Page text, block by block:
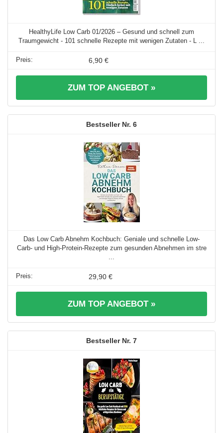
HealthyLife Low Carb 01/2026 – Gesund und schnell zum
Traumgewicht - 101 schnelle Rezepte mit wenigen Zutaten - L ...
6,90 €
ZUM TOP ANGEBOT »
6
Das Low Carb Abnehm Kochbuch: Geniale und schnelle Low-
Carb- und High-Protein-Rezepte zum gesunden Abnehmen im stre
29,90 €
ZUM TOP ANGEBOT »
7